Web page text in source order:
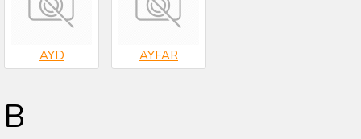
AYD AYFAR
B